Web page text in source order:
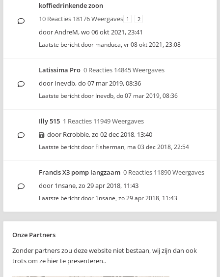
koffiedrinkende zoon
10 Reacties 18176 Weergaves 1 2
doorAndreM,wo 06 okt 2021, 23:41
Laatste bericht door manduca, vr 08 okt 2021, 23:08
Latissima Pro 0 Reacties 14845 Weergaves
door Inevdb,do 07 mar 2019, 08:36
Laatste bericht door Inevdb, do 07 mar 2019, 08:36
Illy 515 1 Reacties 11949 Weergaves
door Rcrobbie,zo 02 dec 2018, 13:40
Laatste bericht door Fisherman, ma 03 dec 2018, 22:54
Francis X3 pomp langzaam 0 Reacties 11890 Weergaves
door 1nsane,zo 29 apr 2018, 11:43
Laatste bericht door 1nsane, zo 29 apr 2018, 11:43
Onze Partners
Zonder partners zou deze website niet bestaan, wij zijn dan ook
trots om ze hier te presenteren..